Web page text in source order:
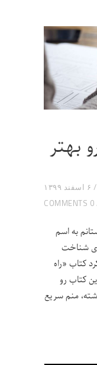
بهتر
۶ اسفند ۱۳۹۹
0 COMMENTS
به اسم
شناخت
کتاب «راه
کتاب رو
منم سریع